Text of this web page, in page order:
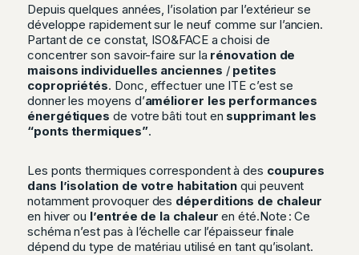
Depuis quelques années, l’isolation par l’extérieur se
développe rapidement sur le neuf comme sur l’ancien.
Partant de ce constat, ISO&FACE a choisi de
concentrer son savoir-faire sur la rénovation de
maisons individuelles anciennes / petites
copropriétés. Donc, effectuer une ITE c’est se
donner les moyens d’améliorer les performances
énergétiques de votre bâti tout en supprimant les
“ponts thermiques”.
Les ponts thermiques correspondent à des coupures
dans l’isolation de votre habitation qui peuvent
notamment provoquer des déperditions de chaleur
en hiver ou l’entrée de la chaleur en été.Note : Ce
schéma n’est pas à l’échelle car l’épaisseur finale
dépend du type de matériau utilisé en tant qu’isolant.